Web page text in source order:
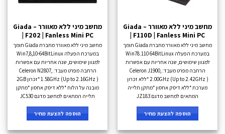
מחשב מיני ללא מאוורר – Giada
| F110D | Fanless Mini PC
מחשב מיני ללא מאוורר מחברת Giada תומך
במערכת הפעלה Win78.110 64BitLinux
למגוון שימושים, שנה אחריות עם אפשרות
הרחבה מפרט מעבד: Celeron J1900,
2.00GHz (Up to 2.42GHz ) *ללא זכרון
מערכת *ללא דיסק אחסון *מתקן תלייה
המתאים למחשב מדגם JZ183
הוספה להצעת מחיר
מחשב מיני ללא מאוורר – Giada
| F202 | Fanless Mini PC
מחשב מיני ללא מאוורר מחברת Giada תומך
במערכת הפעלה Win7,8,10-64BitLinux
למגוון שימושים, שנה אחריות עם אפשרות
הרחבה מפרט מעבד: Celeron N2807,
1.58GHz (Up to 2.16GHz ) *זכרון 2GB
מובנה על הלוח *ללא דיסק אחסון *מתקן
תלייה המתאים למחשב מדגם JC530
הוספה להצעת מחיר